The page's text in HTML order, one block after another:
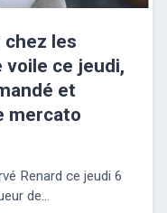
chez les
voile ce jeudi,
et
mercato
Renard ce jeudi 6
de...